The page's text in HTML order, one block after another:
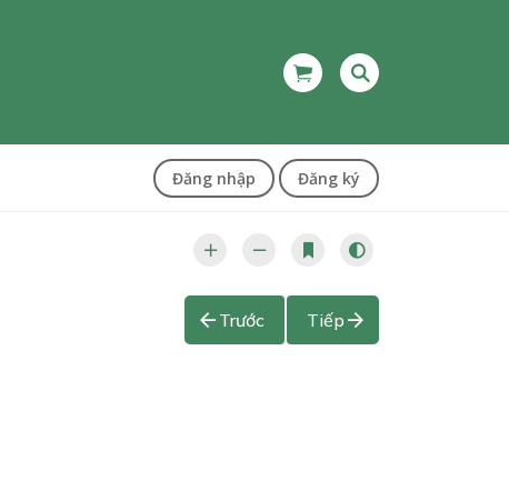
Đăng nhập Đăng ký
Trước Tiếp